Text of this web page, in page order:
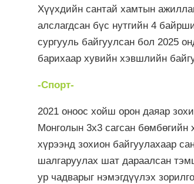
Хүүхдийн сантай хамтын
алслагдсан бүс нутгийн 4
сургууль байгуулсан бол 2025
барихаар хувийн хэвшлийн
-Спорт-
2021 оноос хойш орон даяар
Монголын 3х3 сагсан бөмбөгийн
хүрээнд зохион байгуулахаар
шалгаруулах шат дараалсан
ур чадварыг нэмэгдүүлэх